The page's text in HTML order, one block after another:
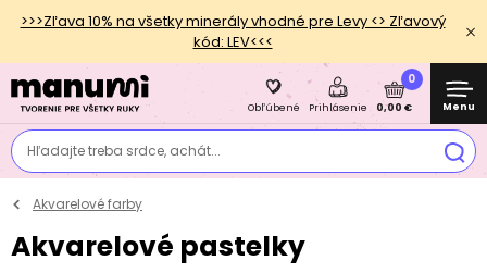
>>>Zľava 10% na všetky minerály vhodné pre Levy <> Zľavový
kód: LEV<<<
Hľadajte treba srdce, achát...
Obľúbené Prihlásenie
0
0,00 € Menu
Akvarelové farby
Akvarelové pastelky